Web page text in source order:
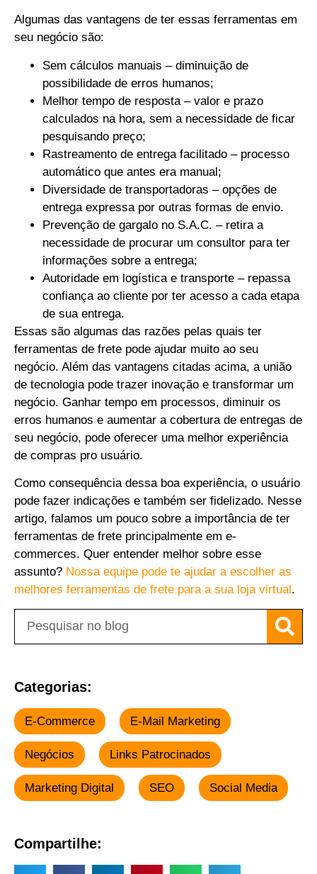
Algumas das vantagens de ter essas ferramentas em
seu negócio são:
Sem cálculos manuais – diminuição de
possibilidade de erros humanos;
Melhor tempo de resposta – valor e prazo
calculados na hora, sem a necessidade de ficar
pesquisando preço;
Rastreamento de entrega facilitado – processo
automático que antes era manual;
Diversidade de transportadoras – opções de
entrega expressa por outras formas de envio.
Prevenção de gargalo no S.A.C. – retira a
necessidade de procurar um consultor para ter
informações sobre a entrega;
Autoridade em logística e transporte – repassa
confiança ao cliente por ter acesso a cada etapa
de sua entrega.
Essas são algumas das razões pelas quais ter
ferramentas de frete pode ajudar muito ao seu
negócio. Além das vantagens citadas acima, a união
de tecnologia pode trazer inovação e transformar um
negócio. Ganhar tempo em processos, diminuir os
erros humanos e aumentar a cobertura de entregas de
seu negócio, pode oferecer uma melhor experiência
de compras pro usuário.
Como consequência dessa boa experiência, o usuário
pode fazer indicações e também ser fidelizado. Nesse
artigo, falamos um pouco sobre a importância de ter
ferramentas de frete principalmente em e-
commerces. Quer entender melhor sobre esse
assunto? Nossa equipe pode te ajudar a escolher as
melhores ferramentas de frete para a sua loja virtual.
Categorias:
E-Commerce E-Mail Marketing
Negócios Links Patrocinados
Marketing Digital SEO Social Media
Compartilhe: